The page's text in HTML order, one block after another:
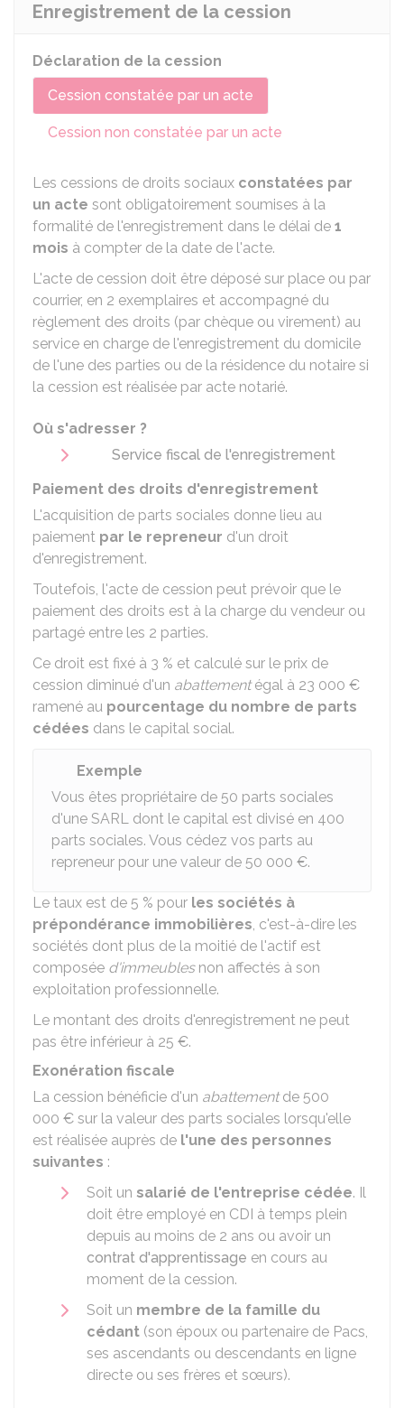
Enregistrement de la cession
Déclaration de la cession
Cession constatée par un acte
Cession non constatée par un acte
Les cessions de droits sociaux constatées par
un acte sont obligatoirement soumises à la
formalité de l'enregistrement dans le délai de 1
mois à compter de la date de l'acte.
L'acte de cession doit être déposé sur place ou par
courrier, en 2 exemplaires et accompagné du
règlement des droits (par chèque ou virement) au
service en charge de l'enregistrement du domicile
de l'une des parties ou de la résidence du notaire si
la cession est réalisée par acte notarié.
Où s'adresser ?
Service fiscal de l'enregistrement
Paiement des droits d'enregistrement
L'acquisition de parts sociales donne lieu au
paiement par le repreneur d'un droit
d'enregistrement.
Toutefois, l'acte de cession peut prévoir que le
paiement des droits est à la charge du vendeur ou
partagé entre les 2 parties.
Ce droit est fixé à 3 % et calculé sur le prix de
cession diminué d'un abattementégal à 23 000 €
ramené au pourcentage du nombre de parts
cédées dans le capital social.
Exemple
Vous êtes propriétaire de 50 parts sociales
d'une SARL dont le capital est divisé en 400
parts sociales. Vous cédez vos parts au
repreneur pour une valeur de 50 000 €.
Le taux est de 5 % pour les sociétés à
prépondérance immobilières, c'est-à-dire les
sociétés dont plus de la moitié de l'actif est
composée d'immeublesnon affectés à son
exploitation professionnelle.
Le montant des droits d'enregistrement ne peut
pas être inférieur à 25 €.
Exonération fiscale
La cession bénéficie d'un abattementde 500
000 € sur la valeur des parts sociales lorsqu'elle
est réalisée auprès de l'une des personnes
suivantes :
Soit un salarié de l'entreprise cédée. Il
doit être employé en CDI à temps plein
depuis au moins de 2 ans ou avoir un
contrat d'apprentissage en cours au
moment de la cession.
Soit un membre de la famille du
cédant (son époux ou partenaire de Pacs,
ses ascendants ou descendants en ligne
directe ou ses frères et sœurs).